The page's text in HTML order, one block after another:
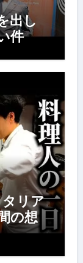
出し
件
リア
の想